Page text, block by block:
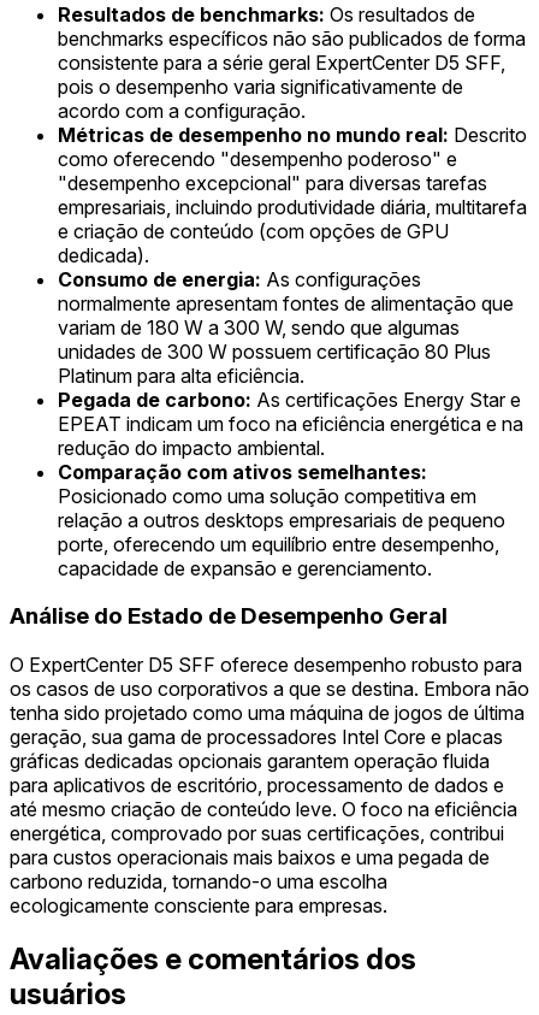
Resultados de benchmarks: Os resultados de
benchmarks específicos não são publicados de forma
consistente para a série geral ExpertCenter D5 SFF,
pois o desempenho varia significativamente de
acordo com a configuração.
Métricas de desempenho no mundo real: Descrito
como oferecendo "desempenho poderoso" e
"desempenho excepcional" para diversas tarefas
empresariais, incluindo produtividade diária, multitarefa
e criação de conteúdo (com opções de GPU
dedicada).
Consumo de energia: As configurações
normalmente apresentam fontes de alimentação que
variam de 180 W a 300 W, sendo que algumas
unidades de 300 W possuem certificação 80 Plus
Platinum para alta eficiência.
Pegada de carbono: As certificações Energy Star e
EPEAT indicam um foco na eficiência energética e na
redução do impacto ambiental.
Comparação com ativos semelhantes:
Posicionado como uma solução competitiva em
relação a outros desktops empresariais de pequeno
porte, oferecendo um equilíbrio entre desempenho,
capacidade de expansão e gerenciamento.
Análise do Estado de Desempenho Geral
O ExpertCenter D5 SFF oferece desempenho robusto para
os casos de uso corporativos a que se destina. Embora não
tenha sido projetado como uma máquina de jogos de última
geração, sua gama de processadores Intel Core e placas
gráficas dedicadas opcionais garantem operação fluida
para aplicativos de escritório, processamento de dados e
até mesmo criação de conteúdo leve. O foco na eficiência
energética, comprovado por suas certificações, contribui
para custos operacionais mais baixos e uma pegada de
carbono reduzida, tornando-o uma escolha
ecologicamente consciente para empresas.
Avaliações e comentários dos
usuários